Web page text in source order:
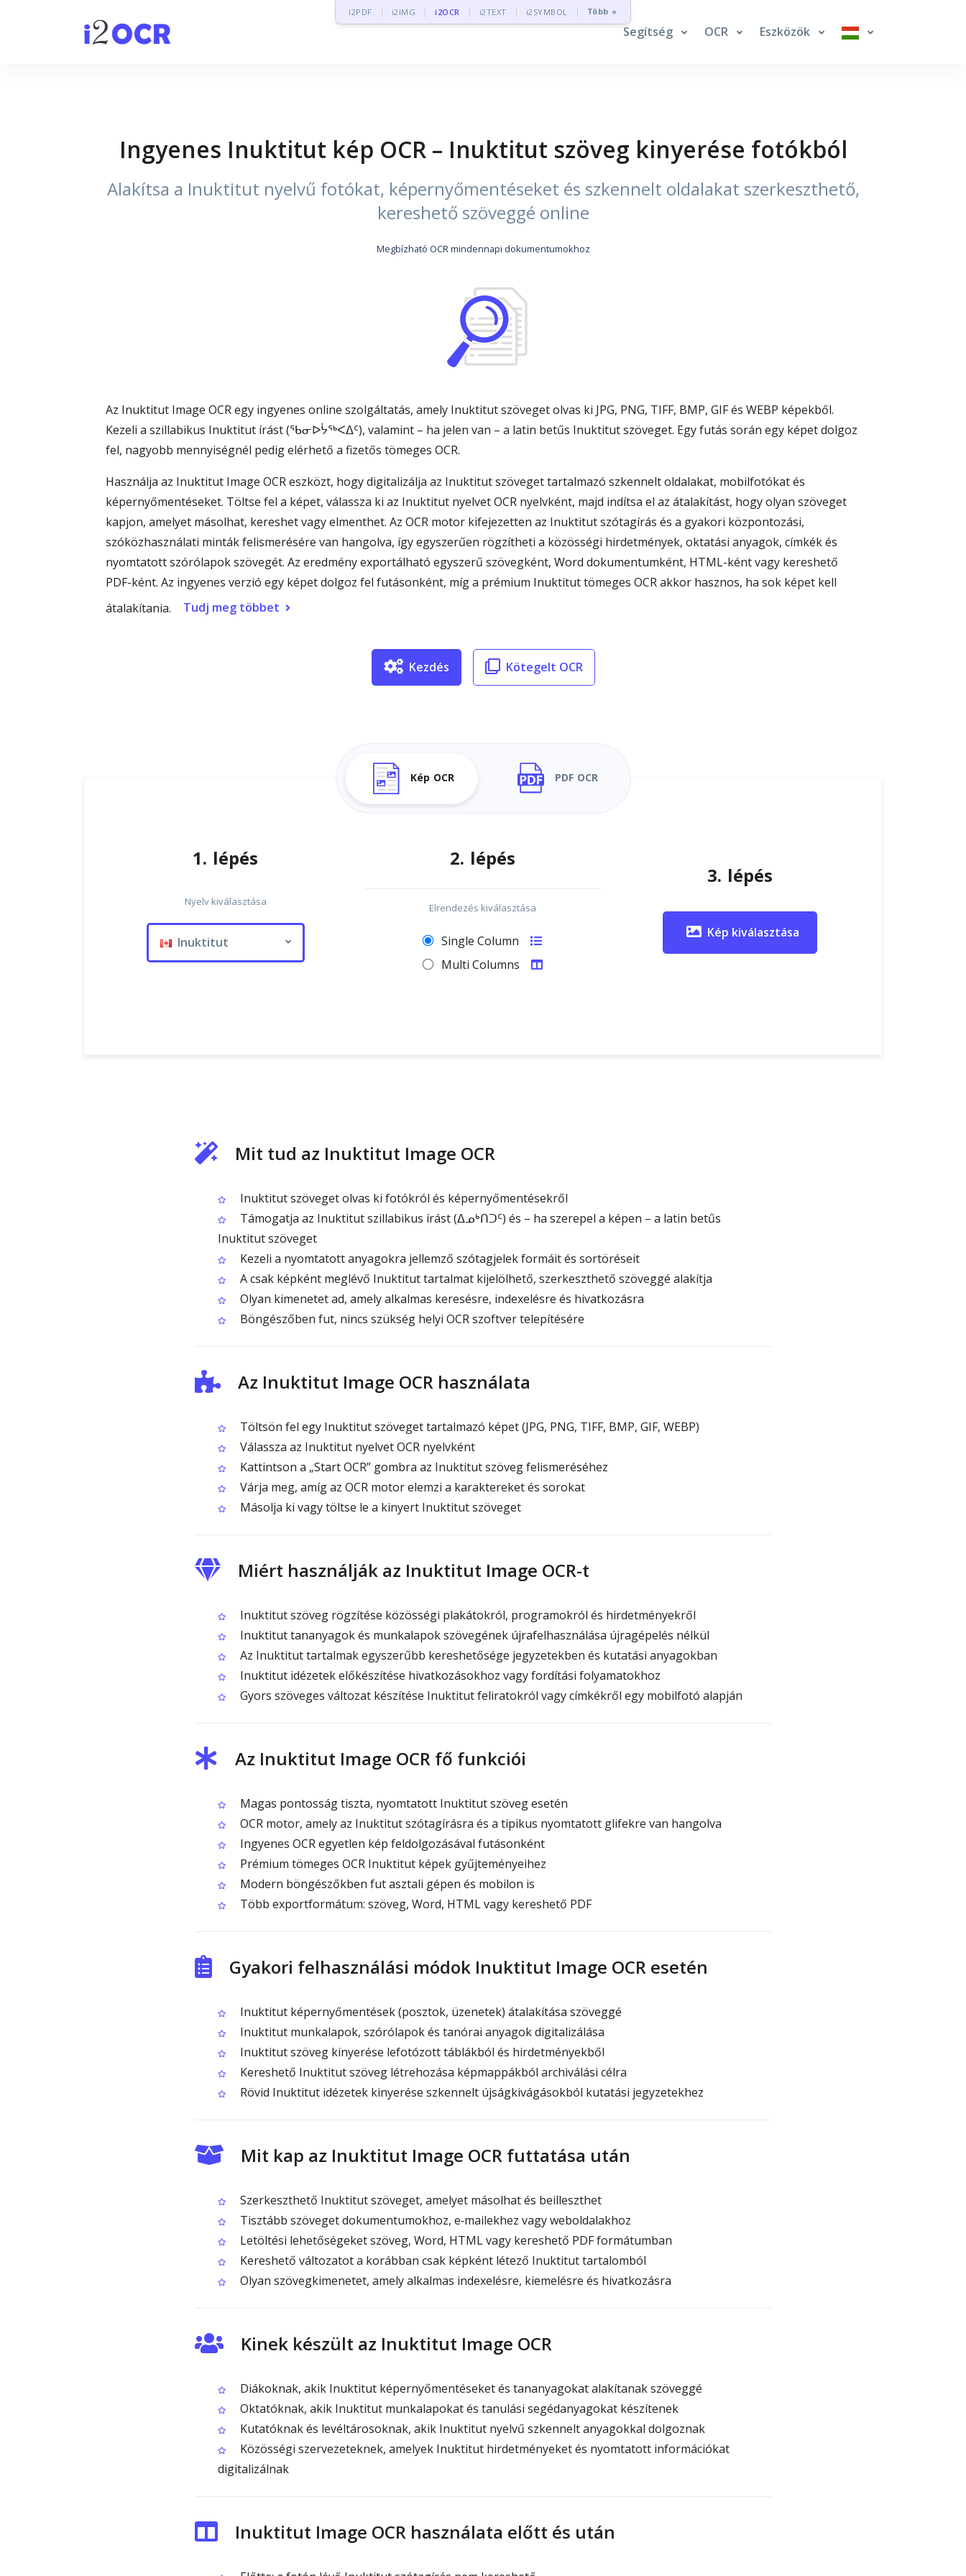
i2PDF i2IMG i2OCR i2TEXT i2SYMBOL Több »
Segítség OCR Eszközök
Ingyenes Inuktitut kép OCR – Inuktitut szöveg kinyerése fotókból
Alakítsa a Inuktitut nyelvű fotókat, képernyőmentéseket és szkennelt oldalakat szerkeszthető,
kereshető szöveggé online
Megbízható OCR mindennapi dokumentumokhoz
Az Inuktitut Image OCR egy ingyenes online szolgáltatás, amely Inuktitut szöveget olvas ki JPG, PNG, TIFF, BMP, GIF és WEBP képekből.
Kezeli a szillabikus Inuktitut írást (ᖃᓂᐅᔮᖅᐸᐃᑦ), valamint – ha jelen van – a latin betűs Inuktitut szöveget. Egy futás során egy képet dolgoz
fel, nagyobb mennyiségnél pedig elérhető a fizetős tömeges OCR.
Használja az Inuktitut Image OCR eszközt, hogy digitalizálja az Inuktitut szöveget tartalmazó szkennelt oldalakat, mobilfotókat és
képernyőmentéseket. Töltse fel a képet, válassza ki az Inuktitut nyelvet OCR nyelvként, majd indítsa el az átalakítást, hogy olyan szöveget
kapjon, amelyet másolhat, kereshet vagy elmenthet. Az OCR motor kifejezetten az Inuktitut szótagírás és a gyakori központozási,
szóközhasználati minták felismerésére van hangolva, így egyszerűen rögzítheti a közösségi hirdetmények, oktatási anyagok, címkék és
nyomtatott szórólapok szövegét. Az eredmény exportálható egyszerű szövegként, Word dokumentumként, HTML-ként vagy kereshető
PDF-ként. Az ingyenes verzió egy képet dolgoz fel futásonként, míg a prémium Inuktitut tömeges OCR akkor hasznos, ha sok képet kell
átalakítania.
Tudj meg többet
Kezdés Kötegelt OCR
Kép OCR PDF OCR
1. lépés
Nyelv kiválasztása
Inuktitut
2. lépés
Elrendezés kiválasztása
Single Column
Multi Columns
3. lépés
Kép kiválasztása
Mit tud az Inuktitut Image OCR
Inuktitut szöveget olvas ki fotókról és képernyőmentésekről
Támogatja az Inuktitut szillabikus írást (ᐃᓄᒃᑎᑐᑦ) és – ha szerepel a képen – a latin betűs
Inuktitut szöveget
Kezeli a nyomtatott anyagokra jellemző szótagjelek formáit és sortöréseit
A csak képként meglévő Inuktitut tartalmat kijelölhető, szerkeszthető szöveggé alakítja
Olyan kimenetet ad, amely alkalmas keresésre, indexelésre és hivatkozásra
Böngészőben fut, nincs szükség helyi OCR szoftver telepítésére
Az Inuktitut Image OCR használata
Töltsön fel egy Inuktitut szöveget tartalmazó képet (JPG, PNG, TIFF, BMP, GIF, WEBP)
Válassza az Inuktitut nyelvet OCR nyelvként
Kattintson a „Start OCR” gombra az Inuktitut szöveg felismeréséhez
Várja meg, amíg az OCR motor elemzi a karaktereket és sorokat
Másolja ki vagy töltse le a kinyert Inuktitut szöveget
Miért használják az Inuktitut Image OCR-t
Inuktitut szöveg rögzítése közösségi plakátokról, programokról és hirdetményekről
Inuktitut tananyagok és munkalapok szövegének újrafelhasználása újragépelés nélkül
Az Inuktitut tartalmak egyszerűbb kereshetősége jegyzetekben és kutatási anyagokban
Inuktitut idézetek előkészítése hivatkozásokhoz vagy fordítási folyamatokhoz
Gyors szöveges változat készítése Inuktitut feliratokról vagy címkékről egy mobilfotó alapján
Az Inuktitut Image OCR fő funkciói
Magas pontosság tiszta, nyomtatott Inuktitut szöveg esetén
OCR motor, amely az Inuktitut szótagírásra és a tipikus nyomtatott glifekre van hangolva
Ingyenes OCR egyetlen kép feldolgozásával futásonként
Prémium tömeges OCR Inuktitut képek gyűjteményeihez
Modern böngészőkben fut asztali gépen és mobilon is
Több exportformátum: szöveg, Word, HTML vagy kereshető PDF
Gyakori felhasználási módok Inuktitut Image OCR esetén
Inuktitut képernyőmentések (posztok, üzenetek) átalakítása szöveggé
Inuktitut munkalapok, szórólapok és tanórai anyagok digitalizálása
Inuktitut szöveg kinyerése lefotózott táblákból és hirdetményekből
Kereshető Inuktitut szöveg létrehozása képmappákból archiválási célra
Rövid Inuktitut idézetek kinyerése szkennelt újságkivágásokból kutatási jegyzetekhez
Mit kap az Inuktitut Image OCR futtatása után
Szerkeszthető Inuktitut szöveget, amelyet másolhat és beilleszthet
Tisztább szöveget dokumentumokhoz, e‑mailekhez vagy weboldalakhoz
Letöltési lehetőségeket szöveg, Word, HTML vagy kereshető PDF formátumban
Kereshető változatot a korábban csak képként létező Inuktitut tartalomból
Olyan szövegkimenetet, amely alkalmas indexelésre, kiemelésre és hivatkozásra
Kinek készült az Inuktitut Image OCR
Diákoknak, akik Inuktitut képernyőmentéseket és tananyagokat alakítanak szöveggé
Oktatóknak, akik Inuktitut munkalapokat és tanulási segédanyagokat készítenek
Kutatóknak és levéltárosoknak, akik Inuktitut nyelvű szkennelt anyagokkal dolgoznak
Közösségi szervezeteknek, amelyek Inuktitut hirdetményeket és nyomtatott információkat
digitalizálnak
Inuktitut Image OCR használata előtt és után